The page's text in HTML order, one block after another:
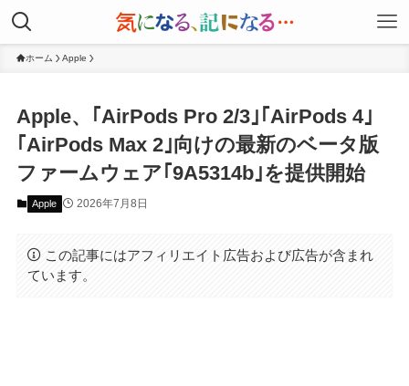
ホーム Apple
Apple、｢AirPods Pro 2/3｣｢AirPods 4｣
｢AirPods Max 2｣向けの最新のベータ版
ファームウェア｢9A5314b｣を提供開始
Apple 2026年7月8日
この記事にはアフィリエイト広告および広告が含まれ
ています。